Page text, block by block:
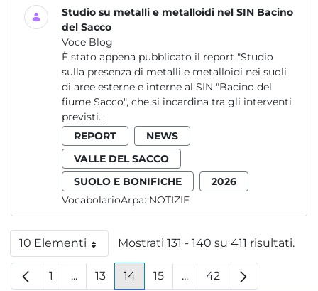
Studio su metalli e metalloidi nel SIN Bacino
del Sacco
Voce Blog
È stato appena pubblicato il report "Studio
sulla presenza di metalli e metalloidi nei suoli
di aree esterne e interne al SIN "Bacino del
fiume Sacco", che si incardina tra gli interventi
previsti...
REPORT
NEWS
VALLE DEL SACCO
SUOLO E BONIFICHE
2026
VocabolarioArpa: NOTIZIE
10 ElementiPer paginaMostrati 131 - 140 su 411 risultati.
Pagina
1 ...Pagine intermedie
Pagina
13 Pagina
14 Pagina
15 ...Pagine intermedie
Pagina
42